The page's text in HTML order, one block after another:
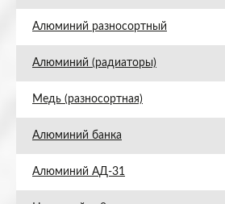
Алюминий разносортный
Алюминий (радиаторы)
Медь (разносортная)
Алюминий банка
Алюминий АД-31